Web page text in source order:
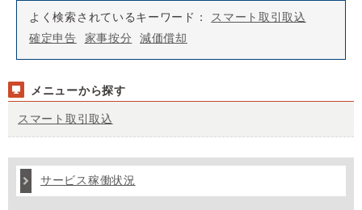
よく検索されているキーワード：
スマート取引取込
確定申告
家事按分 減価償却
メニューから探す
スマート取引取込
サービス稼働状況